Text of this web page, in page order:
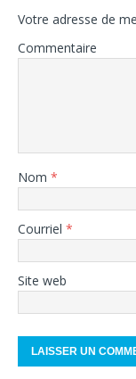
Votre adresse de
Commentaire
Nom *
Courriel *
Site web